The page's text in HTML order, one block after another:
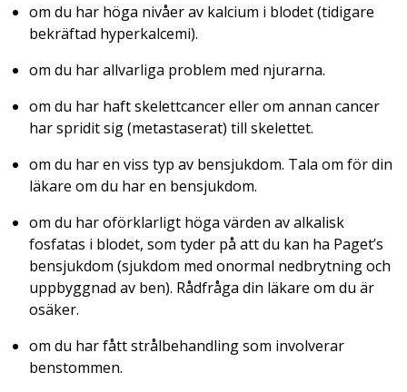
om du har höga nivåer av kalcium i blodet (tidigare
bekräftad hyperkalcemi).
om du har allvarliga problem med njurarna.
om du har haft skelettcancer eller om annan cancer
har spridit sig (metastaserat) till skelettet.
om du har en viss typ av bensjukdom. Tala om för din
läkare om du har en bensjukdom.
om du har oförklarligt höga värden av alkalisk
fosfatas i blodet, som tyder på att du kan ha Paget’s
bensjukdom (sjukdom med onormal nedbrytning och
uppbyggnad av ben). Rådfråga din läkare om du är
osäker.
om du har fått strålbehandling som involverar
benstommen.